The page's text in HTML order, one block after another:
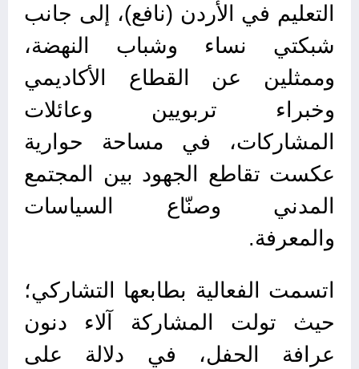
التعليم في الأردن (نافع)، إلى جانب
شبكتي نساء وشباب النهضة،
وممثلين عن القطاع الأكاديمي
وخبراء تربويين وعائلات
المشاركات، في مساحة حوارية
عكست تقاطع الجهود بين المجتمع
المدني وصنّاع السياسات
والمعرفة.
اتسمت الفعالية بطابعها التشاركي؛
حيث تولت المشاركة آلاء دنون
عرافة الحفل، في دلالة على